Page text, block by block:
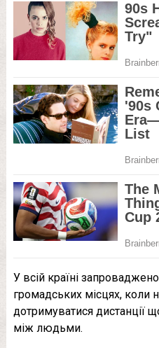
У всій країні
громадських місцях, коли
дотримуватися дистанції
між людьми.